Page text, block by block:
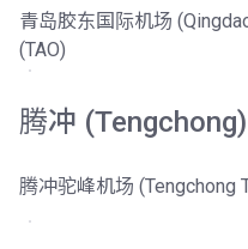
青岛胶东国际机场
(TAO)
腾冲 (Tengchong)
腾冲驼峰机场 (Tengchong